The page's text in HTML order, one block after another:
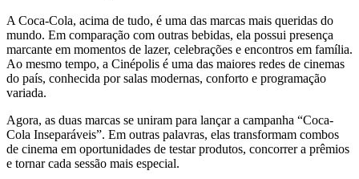
A Coca-Cola, acima de tudo, é uma das marcas mais queridas do
mundo. Em comparação com outras bebidas, ela possui presença
marcante em momentos de lazer, celebrações e encontros em família.
Ao mesmo tempo, a Cinépolis é uma das maiores redes de cinemas
do país, conhecida por salas modernas, conforto e programação
variada.
Agora, as duas marcas se uniram para lançar a campanha “Coca-
Cola Inseparáveis”. Em outras palavras, elas transformam combos
de cinema em oportunidades de testar produtos, concorrer a prêmios
e tornar cada sessão mais especial.